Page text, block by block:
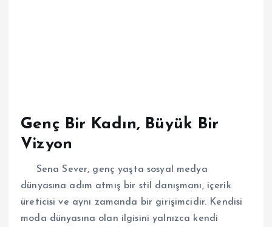
Genç Bir Kadın, Büyük Bir
Vizyon
Sena Sever, genç yaşta sosyal medya
dünyasına adım atmış bir stil danışmanı, içerik
üreticisi ve aynı zamanda bir girişimcidir. Kendisi
moda dünyasına olan ilgisini yalnızca kendi